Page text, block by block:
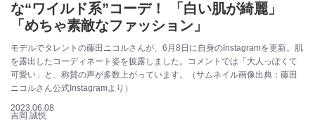
な“ワイルド系”コーデ！ 「白い肌が綺麗」
「めちゃ素敵なファッション」
モデルでタレントの藤田ニコルさんが、6月8日に自身のInstagramを更新。肌
を露出したコーディネート姿を披露しました。コメントでは「大人っぽくて
可愛い」と、称賛の声が多数上がっています。（サムネイル画像出典：藤田
ニコルさん公式Instagramより）
2023.06.08
吉岡 誠悦